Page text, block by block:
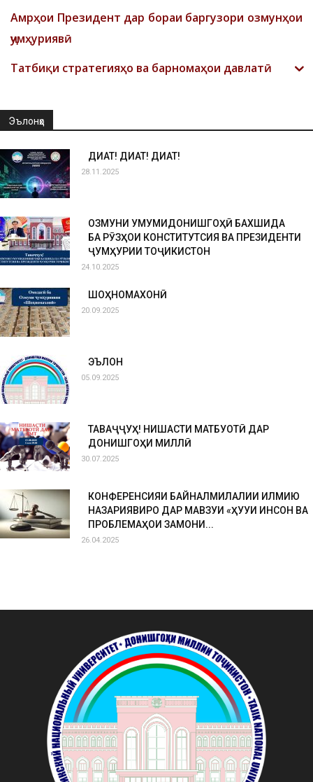
Амрҳои Президент дар бораи баргузори озмунҳои
ҷумҳуриявӣ
Татбиқи стратегияҳо ва барномаҳои давлатӣ
Эълонҳо
ДИҚҚАТ! ДИҚҚАТ! ДИҚҚАТ!
28.11.2025
ОЗМУНИ УМУМИДОНИШГОҲӢ БАХШИДА
БА РӮЗҲОИ КОНСТИТУТСИЯ ВА ПРЕЗИДЕНТИ
ҶУМҲУРИИ ТОҶИКИСТОН
24.10.2025
ШОҲНОМАХОНӢ
20.09.2025
ЭЪЛОН
05.09.2025
ТАВАҶҶУҲ! НИШАСТИ МАТБУОТӢ ДАР
ДОНИШГОҲИ МИЛЛӢ
30.07.2025
КОНФЕРЕНСИЯИ БАЙНАЛМИЛАЛИИ ИЛМИЮ
НАЗАРИЯВИРО ДАР МАВЗУИ «ҲУҚУҚИ ИНСОН ВА
ПРОБЛЕМАҲОИ ЗАМОНИ...
26.04.2025